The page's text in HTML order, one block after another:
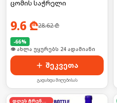
ცომის საჭრელი
9.6 ₾28.62₾
-66%
👁 ახლა უყურებს 24 ადამიანი
შეკვეთა
გადახდა მიღებისას